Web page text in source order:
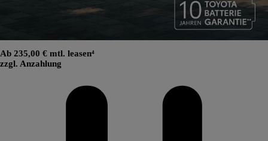
Ab 235,00 € mtl. leasen⁴
zzgl. Anzahlung